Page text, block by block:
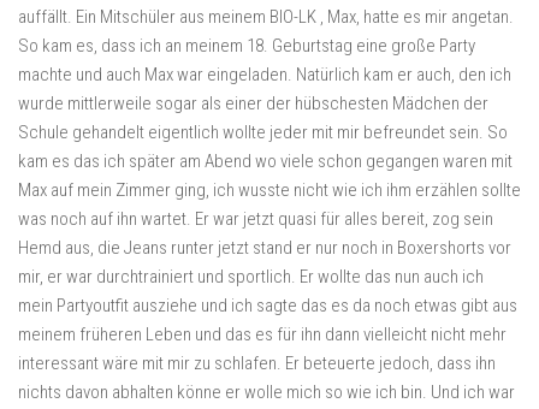
auffällt. Ein Mitschüler aus meinem BIO-LK , Max, hatte es mir angetan.
So kam es, dass ich an meinem 18. Geburtstag eine große Party
machte und auch Max war eingeladen. Natürlich kam er auch, den ich
wurde mittlerweile sogar als einer der hübschesten Mädchen der
Schule gehandelt eigentlich wollte jeder mit mir befreundet sein. So
kam es das ich später am Abend wo viele schon gegangen waren mit
Max auf mein Zimmer ging, ich wusste nicht wie ich ihm erzählen sollte
was noch auf ihn wartet. Er war jetzt quasi für alles bereit, zog sein
Hemd aus, die Jeans runter jetzt stand er nur noch in Boxershorts vor
mir, er war durchtrainiert und sportlich. Er wollte das nun auch ich
mein Partyoutfit ausziehe und ich sagte das es da noch etwas gibt aus
meinem früheren Leben und das es für ihn dann vielleicht nicht mehr
interessant wäre mit mir zu schlafen. Er beteuerte jedoch, dass ihn
nichts davon abhalten könne er wolle mich so wie ich bin. Und ich war